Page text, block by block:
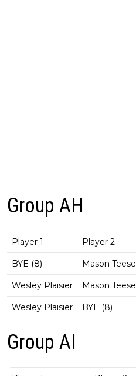
Group AH
Player 1 Player 2
BYE (8) Mason Teese
Wesley Plaisier Mason Teese
Wesley Plaisier BYE (8)
Group AI